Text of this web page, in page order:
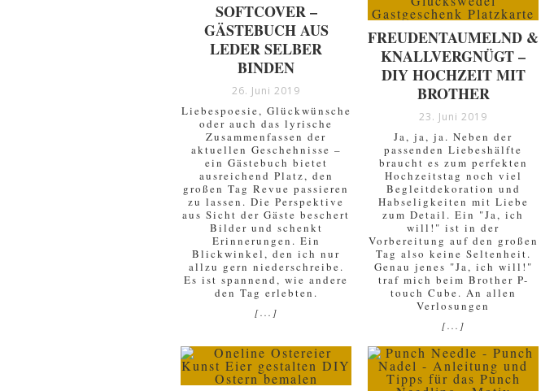
SOFTCOVER –
GÄSTEBUCH AUS
LEDER SELBER
BINDEN
26. Juni 2019
Liebespoesie, Glückwünsche
oder auch das lyrische
Zusammenfassen der
aktuellen Geschehnisse –
ein Gästebuch bietet
ausreichend Platz, den
großen Tag Revue passieren
zu lassen. Die Perspektive
aus Sicht der Gäste beschert
Bilder und schenkt
Erinnerungen. Ein
Blickwinkel, den ich nur
allzu gern niederschreibe.
Es ist spannend, wie andere
den Tag erlebten.
[...]
FREUDENTAUMELND &
KNALLVERGNÜGT –
DIY HOCHZEIT MIT
BROTHER
23. Juni 2019
Ja, ja, ja. Neben der
passenden Liebeshälfte
braucht es zum perfekten
Hochzeitstag noch viel
Begleitdekoration und
Habseligkeiten mit Liebe
zum Detail. Ein "Ja, ich
will!" ist in der
Vorbereitung auf den großen
Tag also keine Seltenheit.
Genau jenes "Ja, ich will!"
traf mich beim Brother P-
touch Cube. An allen
Verlosungen
[...]